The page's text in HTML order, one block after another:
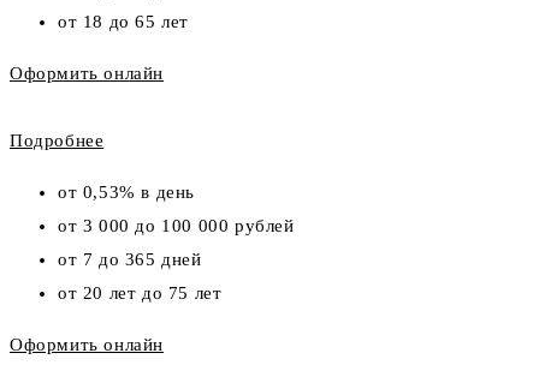
от 18 до 65 лет
Оформить онлайн
Подробнее
от 0,53% в день
от 3 000 до 100 000 рублей
от 7 до 365 дней
от 20 лет до 75 лет
Оформить онлайн